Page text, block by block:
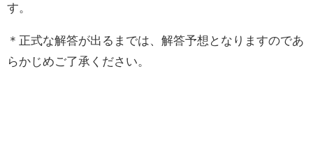
す。
＊正式な解答が出るまでは、解答予想となりますのであ
らかじめご了承ください。